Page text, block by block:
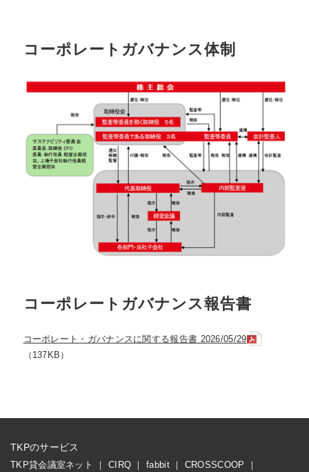
コーポレートガバナンス体制
コーポレートガバナンス報告書
コーポレート・ガバナンスに関する報告書 2026/05/29
（137KB）
TKPのサービス
TKP貸会議室ネット CIRQ fabbit CROSSCOOP